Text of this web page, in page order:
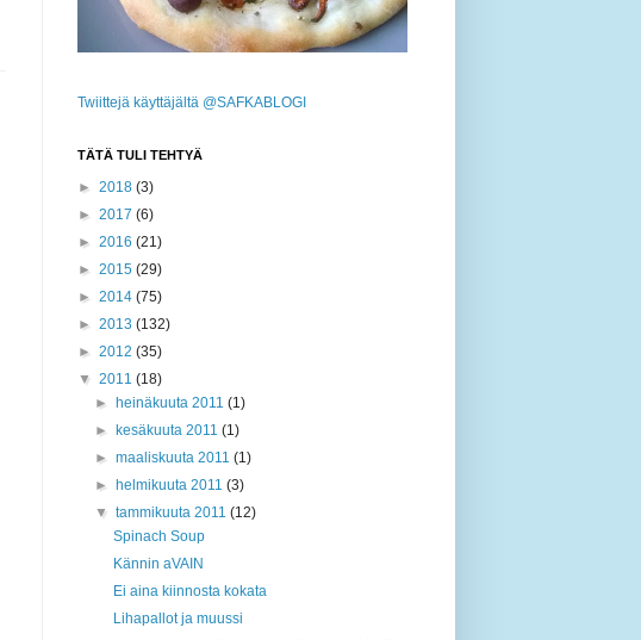
Twiittejä käyttäjältä @SAFKABLOGI
TÄTÄ TULI TEHTYÄ
► 2018 (3)
► 2017 (6)
► 2016 (21)
► 2015 (29)
► 2014 (75)
► 2013 (132)
► 2012 (35)
▼ 2011 (18)
►
heinäkuuta 2011(1)
►
kesäkuuta 2011(1)
►maaliskuuta 2011(1)
►
helmikuuta 2011(3)
▼tammikuuta 2011(12)
Spinach Soup
Kännin aVAIN
Ei aina kiinnosta kokata
Lihapallot ja muussi